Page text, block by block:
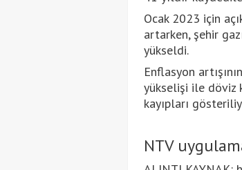
Ocak 2023 için
artarken, şehir
yükseldi.
Enflasyon
yükselişi ile döviz
kayıpları
NTV